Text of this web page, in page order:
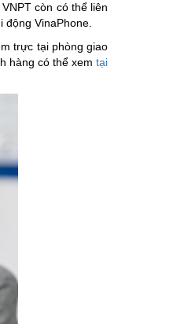
còn có thể liên
động VinaPhone.
trực tại phòng giao
hàng có thể xem tại